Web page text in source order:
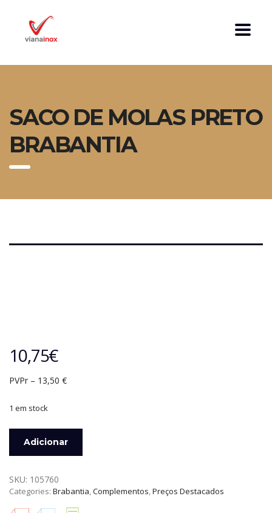
SACO DE MOLAS PRETO
BRABANTIA
10,75€
PVPr – 13,50 €
1 em stock
SACO
MOLAS
PRETO
BRABANTIA
Adicionar
SKU: 105760
Categories: Brabantia,Complementos,Preços Destacados